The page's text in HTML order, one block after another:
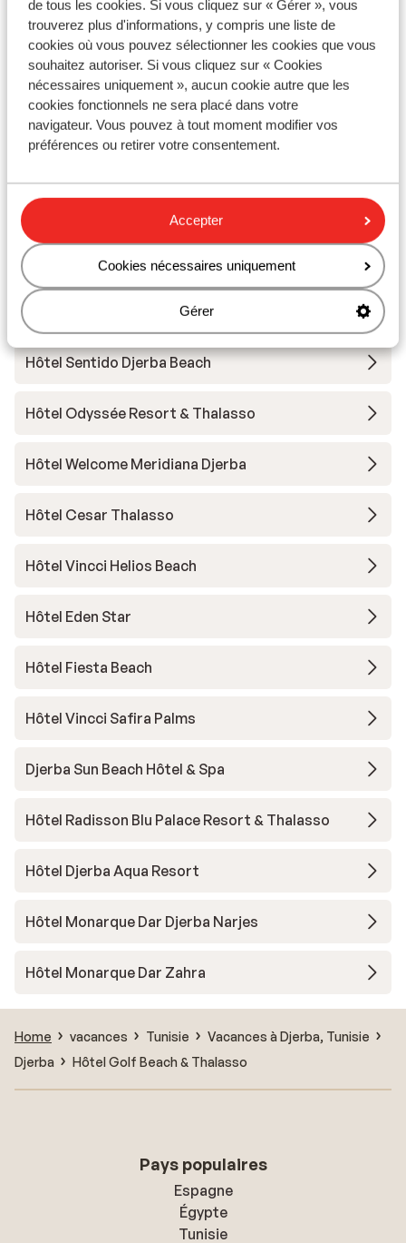
de tous les cookies. Si vous cliquez sur « Gérer », vous
trouverez plus d'informations, y compris une liste de
cookies où vous pouvez sélectionner les cookies que vous
souhaitez autoriser. Si vous cliquez sur « Cookies
nécessaires uniquement », aucun cookie autre que les
cookies fonctionnels ne sera placé dans votre
navigateur. Vous pouvez à tout moment modifier vos
préférences ou retirer votre consentement.
Accepter
Cookies nécessaires uniquement
Gérer
mètres, midoun environ 7 kilomètres, houmt souk
environ 22 kilomètres
Distance de l'aéroport environ 27 kilomètres:
Djerba International environ 30 kilomètres
Distance jusqu'au distributeur d'argent (sur place)
Distance au cabinet médical le plus proche environ
0 mètres
Autres hébergements - Djerba
Iberostar Selection Eolia Djerba
Iberostar Waves Mehari Djerba
Hôtel Sentido Djerba Beach
Hôtel Odyssée Resort & Thalasso
Hôtel Welcome Meridiana Djerba
Hôtel Cesar Thalasso
Hôtel Vincci Helios Beach
Hôtel Eden Star
Hôtel Fiesta Beach
Hôtel Vincci Safira Palms
Djerba Sun Beach Hôtel & Spa
Hôtel Radisson Blu Palace Resort & Thalasso
Hôtel Djerba Aqua Resort
Hôtel Monarque Dar Djerba Narjes
Hôtel Monarque Dar Zahra
Home vacances Tunisie
Vacances à Djerba, Tunisie
Djerba
Hôtel Golf Beach & Thalasso
Pays populaires
Espagne
Égypte
Tunisie